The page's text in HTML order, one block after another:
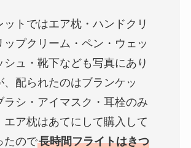
ットではエア枕・ハンドクリ
ップクリーム・ペン・ウェッ
シュ・靴下なども写真にあり
、配られたのはブランケッ
ラシ・アイマスク・耳栓のみ
エア枕はあてにして購入して
たので長時間フライトはきつ